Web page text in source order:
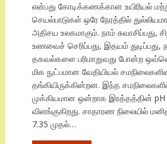
என்பது கோடிக்கணக்கான உயிரியல்
செயல்பாடுகள் ஒரே நேரத்தில்
அதிசய உலகமாகும். நாம் சுவாசிப்பது,
உணவைச் செரிப்பது, இதயம் துடிப்பது,
தகவல்களை பரிமாறுவது போன்ற
மிக நுட்பமான வேதியியல்
தங்கியிருக்கின்றன. இந்த
முக்கியமான ஒன்றாக இரத்தத்தின் pH
விளங்குகிறது. சாதாரண நிலையில்
7.35 முதல்…